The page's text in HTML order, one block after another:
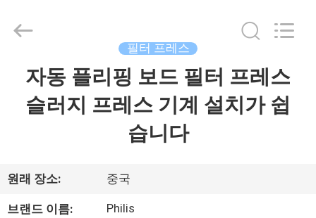
회
Hangzhou
Philis
Reserved.
필터 프레스
자동 플리핑 보드 필터 프레스
슬러지 프레스 기계 설치가 쉽
습니다
원래 장소: 중국
브랜드 이름: Philis